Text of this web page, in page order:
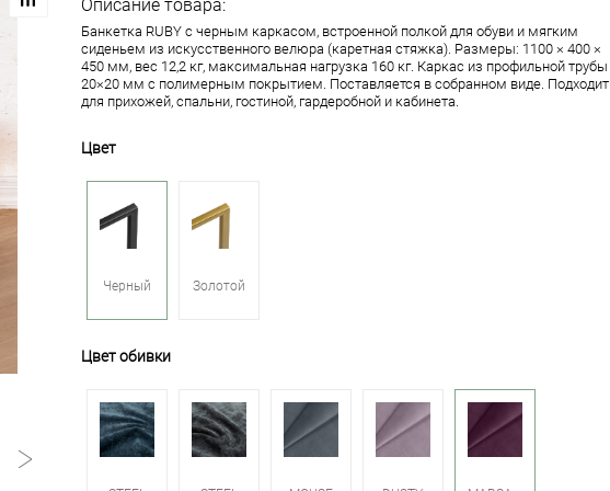
Описание товара:
Банкетка RUBY с черным каркасом, встроенной полкой для обуви и мягким
сиденьем из искусственного велюра (каретная стяжка). Размеры: 1100 × 400 ×
450 мм, вес 12,2 кг, максимальная нагрузка 160 кг. Каркас из профильной трубы
20×20 мм с полимерным покрытием. Поставляется в собранном виде. Подходит
для прихожей, спальни, гостиной, гардеробной и кабинета.
Цвет
Черный Золотой
Цвет обивки